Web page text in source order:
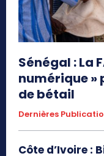
Sénégal : La
numérique »
de bétail
Dernières
Côte d’Ivoire :